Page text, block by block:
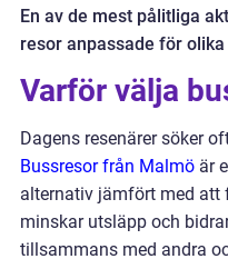
En av de mest pålitliga
resor anpassade för
Varför välja
Dagens resenärer söker
Bussresor från Malmö är
alternativ jämfört med att
minskar utsläpp och
tillsammans med andra